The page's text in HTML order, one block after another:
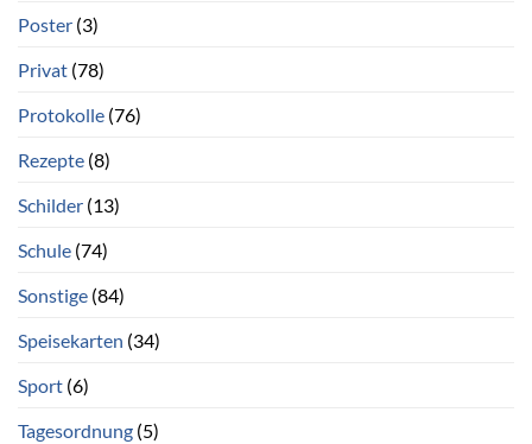
Poster (3)
Privat (78)
Protokolle (76)
Rezepte (8)
Schilder (13)
Schule (74)
Sonstige (84)
Speisekarten (34)
Sport (6)
Tagesordnung (5)